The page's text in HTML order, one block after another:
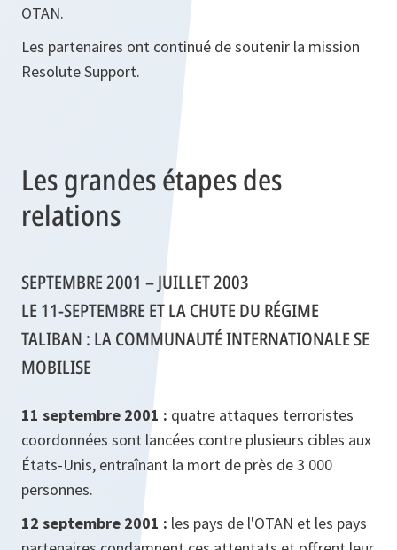
OTAN.
Les partenaires ont continué de soutenir la mission
Resolute Support.
Les grandes étapes des
relations
SEPTEMBRE 2001 – JUILLET 2003
LE 11-SEPTEMBRE ET LA CHUTE DU RÉGIME
TALIBAN : LA COMMUNAUTÉ INTERNATIONALE SE
MOBILISE
11 septembre 2001 : quatre attaques terroristes
coordonnées sont lancées contre plusieurs cibles aux
États-Unis, entraînant la mort de près de 3 000
personnes.
12 septembre 2001 : les pays de l'OTAN et les pays